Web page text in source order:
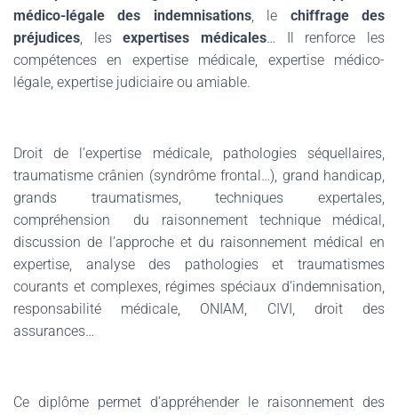
médico-légale des indemnisations, le chiffrage des
préjudices, lesexpertises médicales… Il renforce les
compétences en expertise médicale, expertise médico-
légale, expertise judiciaire ou amiable.
Droit de l’expertise médicale, pathologies séquellaires,
traumatisme crânien (syndrôme frontal…), grand handicap,
grands traumatismes, techniques expertales,
compréhensiondu raisonnement technique médical,
discussion de l’approche et du raisonnement médical en
expertise, analyse des pathologies et traumatismes
courants et complexes, régimes spéciaux d’indemnisation,
responsabilité médicale, ONIAM, CIVI, droit des
assurances…
Ce diplôme permet d’appréhender le raisonnement des